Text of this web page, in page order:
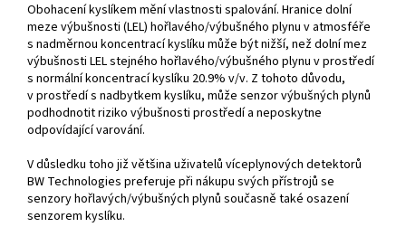
Obohacení kyslíkem mění vlastnosti spalování. Hranice dolní
meze výbušnosti (LEL) hořlavého/výbušného plynu v atmosféře
s nadměrnou koncentrací kyslíku může být nižší, než dolní mez
výbušnosti LEL stejného hořlavého/výbušného plynu v prostředí
s normální koncentrací kyslíku 20.9% v/v. Z tohoto důvodu,
v prostředí s nadbytkem kyslíku, může senzor výbušných plynů
podhodnotit riziko výbušnosti prostředí a neposkytne
odpovídající varování.
V důsledku toho již většina uživatelů víceplynových detektorů
BW Technologies preferuje při nákupu svých přístrojů se
senzory hořlavých/výbušných plynů současně také osazení
senzorem kyslíku.